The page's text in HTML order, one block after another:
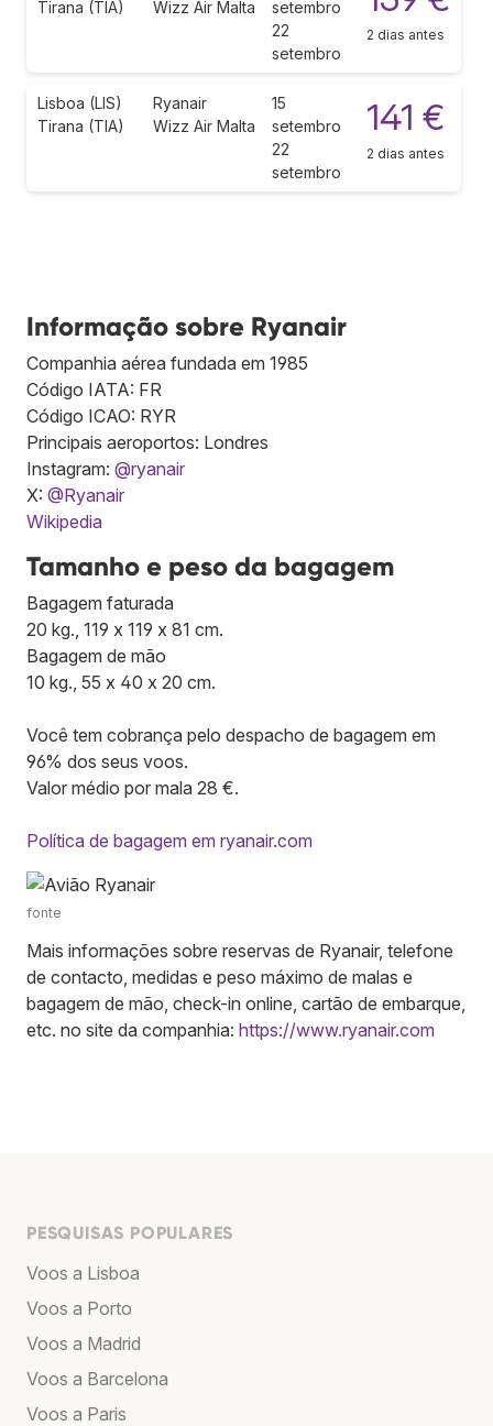
Tirana (TIA) Wizz Air Malta
setembro
22
setembro
2 dias antes
Lisboa (LIS)
Tirana (TIA)
Ryanair
Wizz Air Malta
15
setembro
22
setembro
141 €
2 dias antes
Informação sobre Ryanair
Companhia aérea fundada em 1985
Código IATA: FR
Código ICAO: RYR
Principais aeroportos: Londres
Instagram: @ryanair
X: @Ryanair
Wikipedia
Tamanho e peso da bagagem
Bagagem faturada
20 kg., 119 x 119 x 81 cm.
Bagagem de mão
10 kg., 55 x 40 x 20 cm.
Você tem cobrança pelo despacho de bagagem em
96% dos seus voos.
Valor médio por mala 28 €.
Política de bagagem em ryanair.com
fonte
Mais informações sobre reservas de Ryanair, telefone
de contacto, medidas e peso máximo de malas e
bagagem de mão, check-in online, cartão de embarque,
etc. no site da companhia: https://www.ryanair.com
PESQUISAS POPULARES
Voos a Lisboa
Voos a Porto
Voos a Madrid
Voos a Barcelona
Voos a Paris